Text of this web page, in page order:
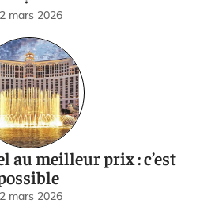
mars 2026
au meilleur prix : c’est
mars 2026